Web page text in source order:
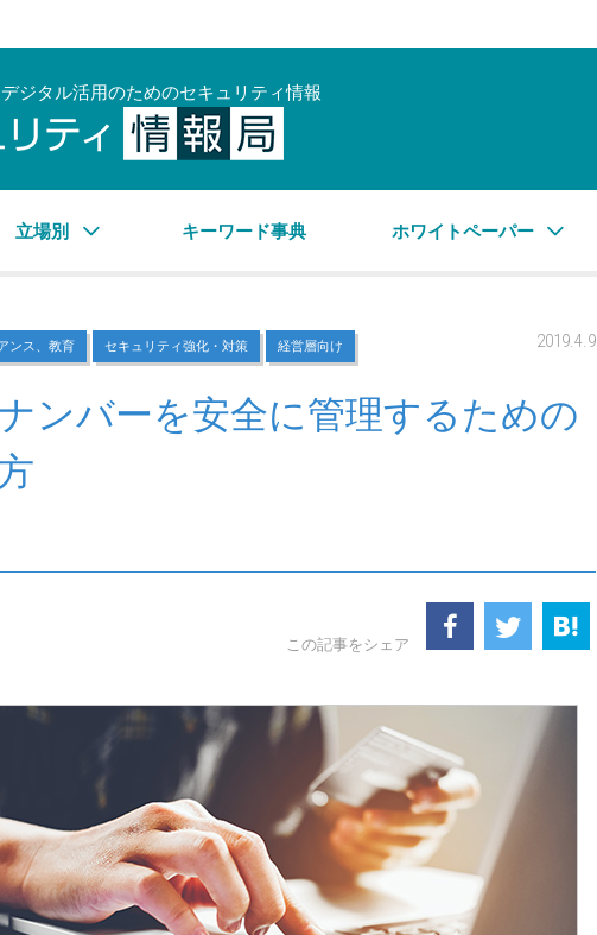
ジャパン株式会社
ジタル活用のためのセキュリティ情報
立場別 キーワード事典 ホワイトペーパー
ンス、教育 セキュリティ強化・対策 経営層向け 2019.4.9
ンバーを安全に管理するための
この記事をシェア